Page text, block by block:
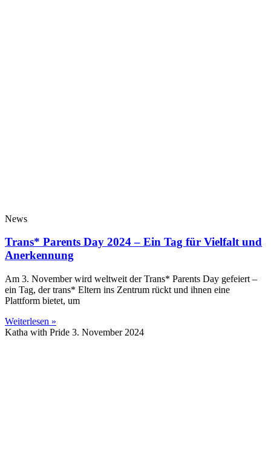
News
Trans* Parents Day 2024 – Ein Tag für Vielfalt und
Anerkennung
Am 3. November wird weltweit der Trans* Parents Day gefeiert –
ein Tag, der trans* Eltern ins Zentrum rückt und ihnen eine
Plattform bietet, um
Weiterlesen »
Katha with Pride 3. November 2024